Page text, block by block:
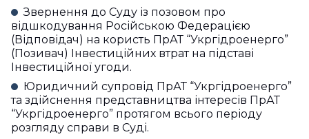
Звернення до Суду із позовом про
відшкодування Російською Федерацією
(Відповідач) на користь ПрАТ “Укргідроенерго”
(Позивач) Інвестиційних втрат на підставі
Інвестиційної угоди.
Юридичний супровід ПрАТ “Укргідроенерго”
та здійснення представництва інтересів ПрАТ
“Укргідроенерго” протягом всього періоду
розгляду справи в Суді.